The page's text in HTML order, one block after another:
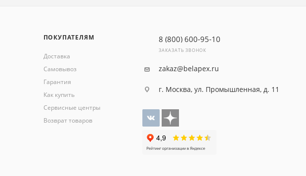
ПОКУПАТЕЛЯМ
Доставка
Самовывоз
Гарантия
Как купить
Сервисные центры
Возврат товаров
8 (800) 600-95-10
ЗАКАЗАТЬ ЗВОНОК
zakaz@belapex.ru
г. Москва, ул. Промышленная, д. 11